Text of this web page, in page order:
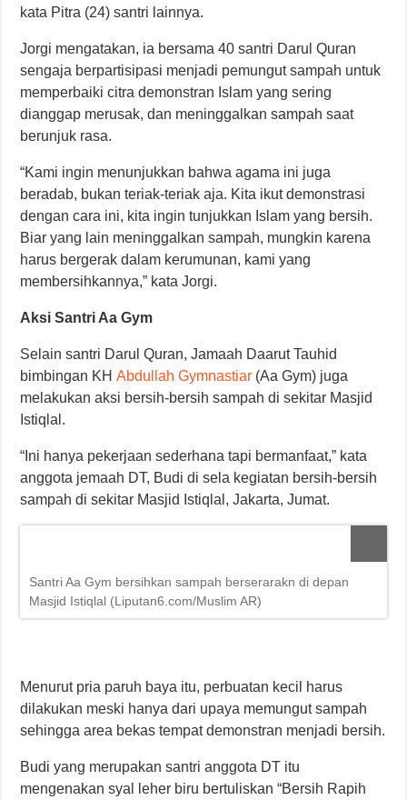
kata Pitra (24) santri lainnya.
Jorgi mengatakan, ia bersama 40 santri Darul Quran
sengaja berpartisipasi menjadi pemungut sampah untuk
memperbaiki citra demonstran Islam yang sering
dianggap merusak, dan meninggalkan sampah saat
berunjuk rasa.
“Kami ingin menunjukkan bahwa agama ini juga
beradab, bukan teriak-teriak aja. Kita ikut demonstrasi
dengan cara ini, kita ingin tunjukkan Islam yang bersih.
Biar yang lain meninggalkan sampah, mungkin karena
harus bergerak dalam kerumunan, kami yang
membersihkannya,” kata Jorgi.
Aksi Santri Aa Gym
Selain santri Darul Quran, Jamaah Daarut Tauhid
bimbingan KHAbdullah Gymnastiar (Aa Gym) juga
melakukan aksi bersih-bersih sampah di sekitar Masjid
Istiqlal.
“Ini hanya pekerjaan sederhana tapi bermanfaat,” kata
anggota jemaah DT, Budi di sela kegiatan bersih-bersih
sampah di sekitar Masjid Istiqlal, Jakarta, Jumat.
Santri Aa Gym bersihkan sampah berserarakn di depan
Masjid Istiqlal (Liputan6.com/Muslim AR)
Menurut pria paruh baya itu, perbuatan kecil harus
dilakukan meski hanya dari upaya memungut sampah
sehingga area bekas tempat demonstran menjadi bersih.
Budi yang merupakan santri anggota DT itu
mengenakan syal leher biru bertuliskan “Bersih Rapih